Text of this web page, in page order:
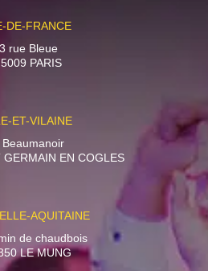
DE-FRANCE
3 rue Bleue
PARIS
ET-VILAINE
Beaumanoir
EN COGLES
AQUITAINE
de chaudbois
LE MUNG